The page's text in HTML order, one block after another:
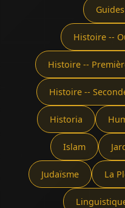
Histoire --
Histoire --
Histoire --
Historia
Islam
Judaïsme La